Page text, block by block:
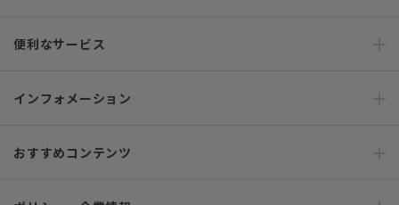
便利なサービス
インフォメーション
おすすめコンテンツ